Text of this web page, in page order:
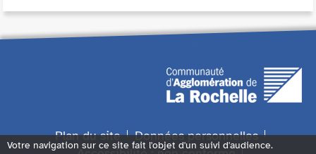
Plan du site
Données personnelles
Votre navigation sur ce site fait l'objet d'un suivi d'audience.